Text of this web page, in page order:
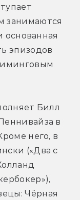
занимаются
основанная
эпизодов
Билл
в
него, в
(«Два с
Чёрная